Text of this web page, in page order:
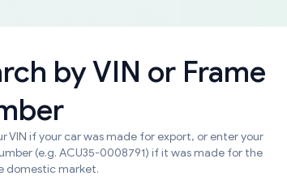
byVIN or Frame
VIN if your car was made for export, or enter your
(e.g. ACU35-0008791) if it was made for the
domestic market.